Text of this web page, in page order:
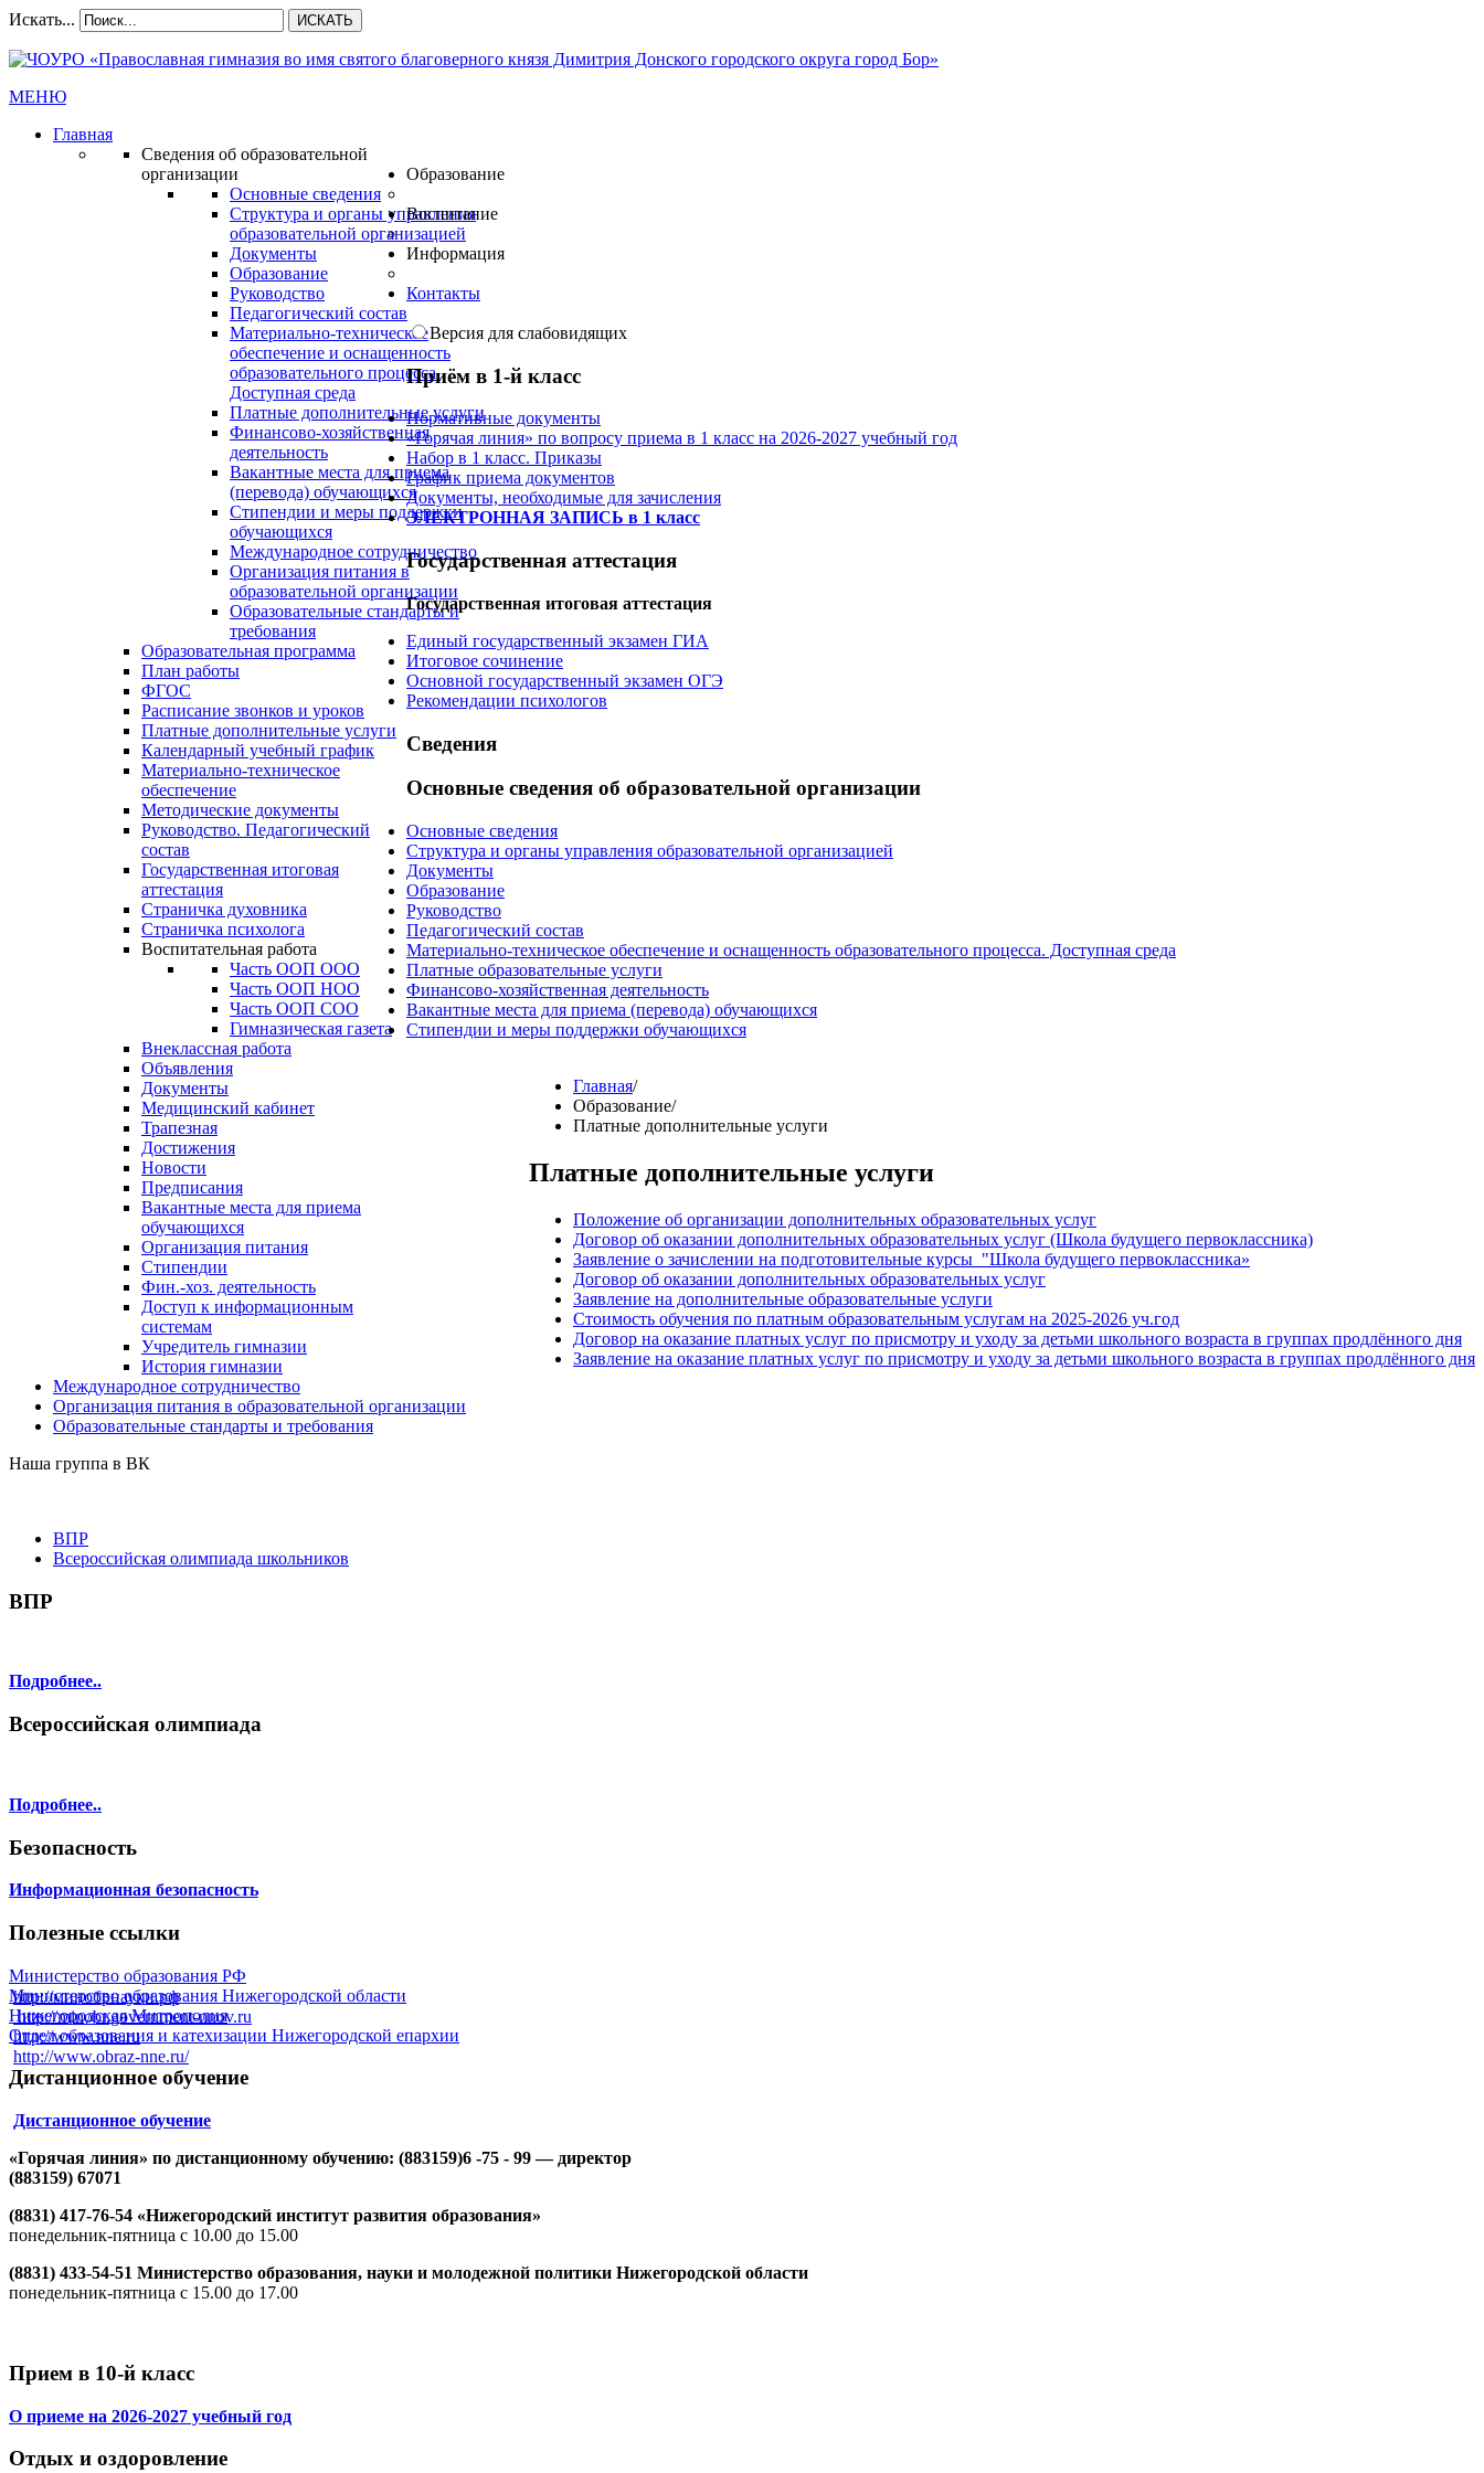
Искать... ИСКАТЬ
МЕНЮ
Главная
Сведения об образовательной
организации
Основные сведения
Структура и органы управления
образовательной организацией
Документы
Образование
Руководство
Педагогический состав
Материально-техническое
обеспечение и оснащенность
образовательного процесса.
Доступная среда
Платные дополнительные услуги
Финансово-хозяйственная
деятельность
Вакантные места для приема
(перевода) обучающихся
Стипендии и меры поддержки
обучающихся
Международное сотрудничество
Организация питания в
образовательной организации
Образовательные стандарты и
требования
Образование
Образовательная программа
План работы
ФГОС
Расписание звонков и уроков
Платные дополнительные услуги
Календарный учебный график
Материально-техническое
обеспечение
Методические документы
Руководство. Педагогический
состав
Государственная итоговая
аттестация
Воспитание
Страничка духовника
Страничка психолога
Воспитательная работа
Часть ООП ООО
Часть ООП НОО
Часть ООП СОО
Гимназическая газета
Внеклассная работа
Информация
Объявления
Документы
Медицинский кабинет
Трапезная
Достижения
Новости
Предписания
Вакантные места для приема
обучающихся
Организация питания
Стипендии
Фин.-хоз. деятельность
Доступ к информационным
системам
Учредитель гимназии
История гимназии
Контакты
Главная/
Образование/
Платные дополнительные услуги
Платные дополнительные услуги
Положение об организации дополнительных образовательных услуг
Договор об оказании дополнительных образовательных услуг (Школа будущего первоклассника)
Заявление о зачислении на подготовительные курсы "Школа будущего первоклассника»
Договор об оказании дополнительных образовательных услуг
Заявление на дополнительные образовательные услуги
Стоимость обучения по платным образовательным услугам на 2025-2026 уч.год
Договор на оказание платных услуг по присмотру и уходу за детьми школьного возраста в группах продлённого дня
Заявление на оказание платных услуг по присмотру и уходу за детьми школьного возраста в группах продлённого дня
Версия для слабовидящих
Приём в 1-й класс
Нормативные документы
«Горячая линия» по вопросу приема в 1 класс на 2026-2027 учебный год
Набор в 1 класс. Приказы
График приема документов
Документы, необходимые для зачисления
ЭЛЕКТРОННАЯ ЗАПИСЬ в 1 класс
Государственная аттестация
Государственная итоговая аттестация
Единый государственный экзамен ГИА
Итоговое сочинение
Основной государственный экзамен ОГЭ
Рекомендации психологов
Сведения
Основные сведения об образовательной организации
Основные сведения
Структура и органы управления образовательной организацией
Документы
Образование
Руководство
Педагогический состав
Материально-техническое обеспечение и оснащенность образовательного процесса. Доступная среда
Платные образовательные услуги
Финансово-хозяйственная деятельность
Вакантные места для приема (перевода) обучающихся
Стипендии и меры поддержки обучающихся
Международное сотрудничество
Организация питания в образовательной организации
Образовательные стандарты и требования
Наша группа в ВК
ВПР
Всероссийская олимпиада школьников
ВПР
Подробнее..
Всероссийская олимпиада
Подробнее..
Безопасность
Информационная безопасность
Полезные ссылки
Министерство образования РФ
http://минобрнауки.рф
Министерство образования Нижегородской области
http://minobr.government-nnov.ru
Нижегородская Митрополия
http://www.nne.ru
Отдел образования и катехизации Нижегородской епархии
http://www.obraz-nne.ru/
Дистанционное обучение
Дистанционное обучение
«Горячая линия» по дистанционному обучению: (883159)6 -75 - 99 — директор
(883159) 67071
(8831) 417-76-54 «Нижегородский институт развития образования»
понедельник-пятница с 10.00 до 15.00
(8831) 433-54-51 Министерство образования, науки и молодежной политики Нижегородской области
понедельник-пятница с 15.00 до 17.00
Прием в 10-й класс
О приеме на 2026-2027 учебный год
Отдых и оздоровление